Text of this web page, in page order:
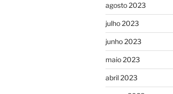
agosto 2023
julho 2023
junho 2023
maio 2023
abril 2023